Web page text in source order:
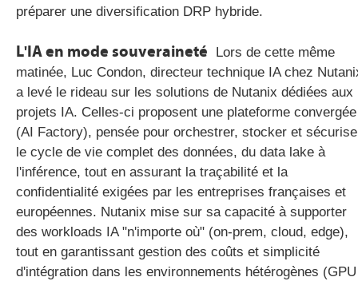
préparer une diversification DRP hybride.
L'IA en mode souveraineté
Lors de cette même
matinée, Luc Condon, directeur technique IA chez
a levé le rideau sur les solutions de Nutanix dédiées aux
projets IA. Celles-ci proposent une plateforme convergée
(AI Factory), pensée pour orchestrer, stocker et
le cycle de vie complet des données, du data lake à
l'inférence, tout en assurant la traçabilité et la
confidentialité exigées par les entreprises françaises et
européennes. Nutanix mise sur sa capacité à supporter
des workloads IA "n'importe où" (on-prem, cloud, edge),
tout en garantissant gestion des coûts et simplicité
d'intégration dans les environnements hétérogènes (GPU